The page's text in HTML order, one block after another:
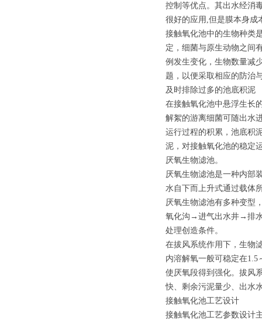
控制等优点。其出水经消
很好的应用,但是膜本身成
接触氧化池中的生物种类
定，细菌与原生动物之间
例发生变化，生物数量减
题，以便采取相应的防治
及时排除过多的池底积泥
在接触氧化池中悬浮生长
解絮的游离细菌可随出水
运行过程的积累，池底积
泥，对接触氧化池的稳定
厌氧生物滤池。
厌氧生物滤池是一种内部
水自下而上升式通过载体
厌氧生物滤池有多种变
氧化沟→进气出水井→排水
处理创造条件。
在拔风系统作用下，生物
内溶解氧一般可稳定在
使厌氧段得到强化。拔风
快、剩余污泥量少、出水
接触氧化池工艺设计
接触氧化池工艺参数设计